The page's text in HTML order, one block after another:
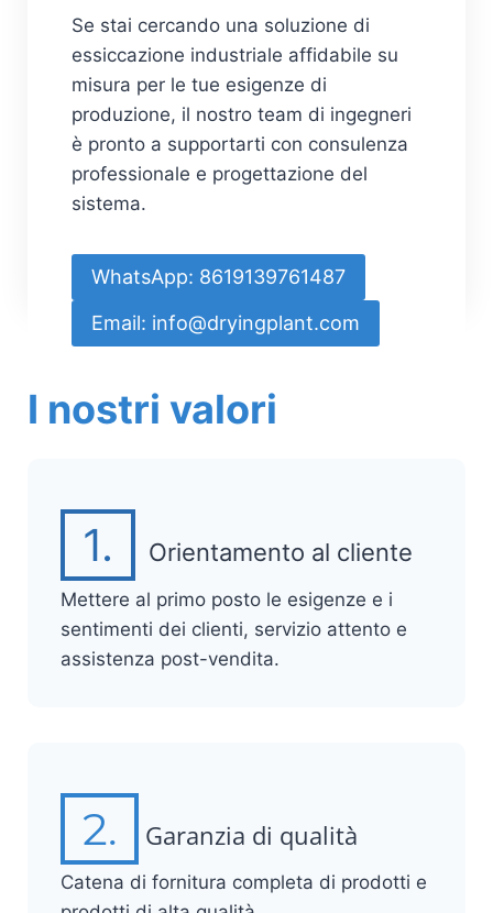
Se stai cercando una soluzione di
essiccazione industriale affidabile su
misura per le tue esigenze di
produzione, il nostro team di ingegneri
è pronto a supportarti con consulenza
professionale e progettazione del
sistema.
WhatsApp: 8619139761487
Email: info@dryingplant.com
I nostri valori
1. Orientamento al cliente
Mettere al primo posto le esigenze e i
sentimenti dei clienti, servizio attento e
assistenza post-vendita.
2. Garanzia di qualità
Catena di fornitura completa di prodotti e